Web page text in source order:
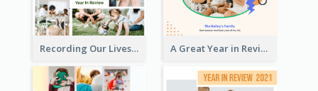
Recording Our Lives Year in Review Photo Book A Great Year in Review Photo Book